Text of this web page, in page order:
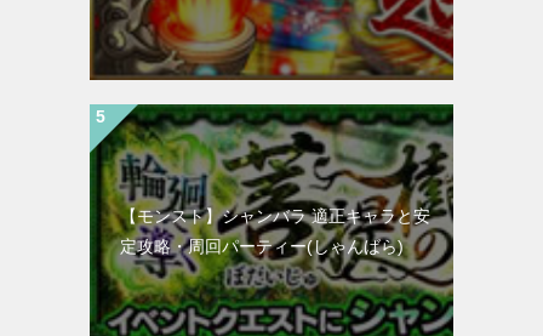
【モンスト】シャンバラ 適正キャラと安
定攻略・周回パーティー(しゃんばら)